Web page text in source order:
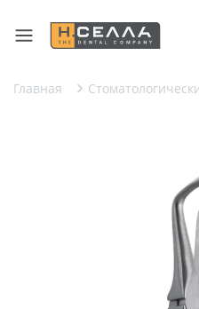
Главная